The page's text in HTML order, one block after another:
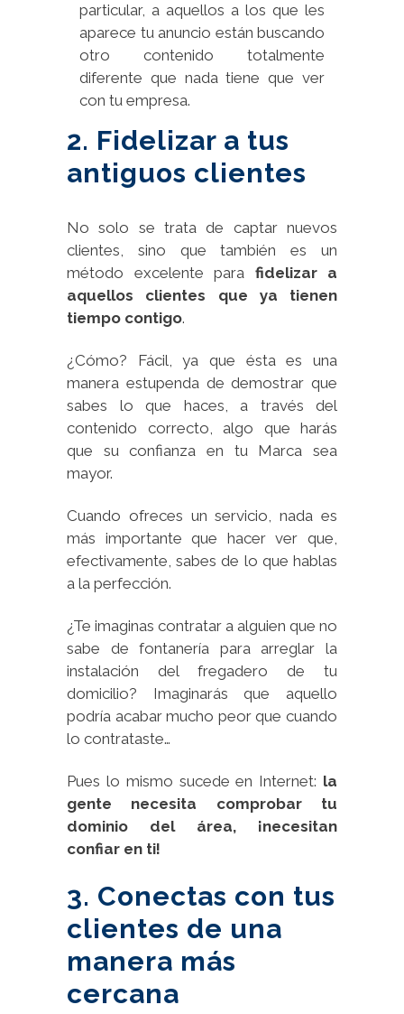
particular, a aquellos a los que les
aparece tu anuncio están buscando
otro contenido totalmente
diferente que nada tiene que ver
con tu empresa.
2. Fidelizar a tus
antiguos clientes
No solo se trata de captar nuevos
clientes, sino que también es un
método excelente para fidelizar a
aquellos clientes que ya tienen
tiempo contigo.
¿Cómo? Fácil, ya que ésta es una
manera estupenda de demostrar que
sabes lo que haces, a través del
contenido correcto, algo que harás
que su confianza en tu Marca sea
mayor.
Cuando ofreces un servicio, nada es
más importante que hacer ver que,
efectivamente, sabes de lo que hablas
a la perfección.
¿Te imaginas contratar a alguien que no
sabe de fontanería para arreglar la
instalación del fregadero de tu
domicilio? Imaginarás que aquello
podría acabar mucho peor que cuando
lo contrataste…
Pues lo mismo sucede en Internet: la
gente necesita comprobar tu
dominio del área, ¡necesitan
confiar en ti!
3. Conectas con tus
clientes de una
manera más
cercana